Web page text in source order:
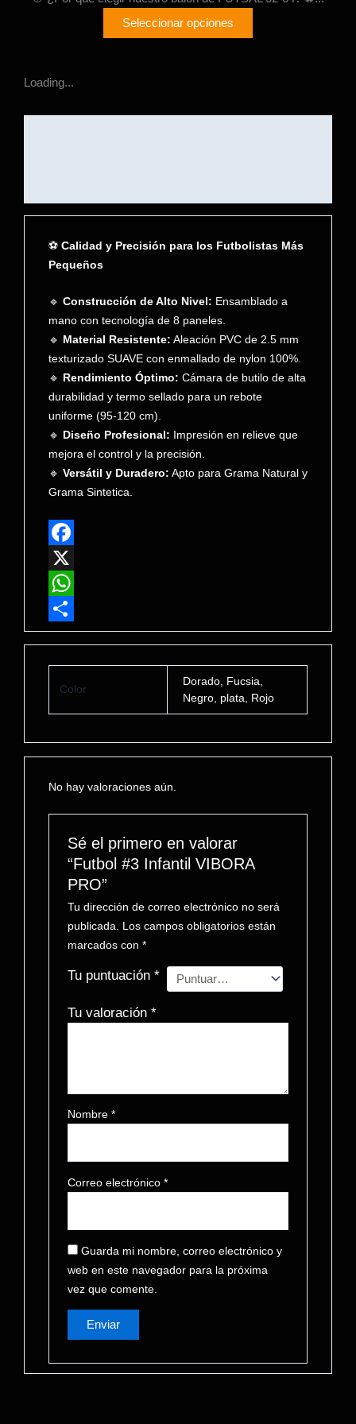
Seleccionar opciones
Loading...
⚽ Calidad y Precisión para los Futbolistas Más
Pequeños
🔹 Construcción de Alto Nivel: Ensamblado a
mano con tecnología de 8 paneles.
🔹 Material Resistente: Aleación PVC de 2.5 mm
texturizado SUAVE con enmallado de nylon 100%.
🔹 Rendimiento Óptimo: Cámara de butilo de alta
durabilidad y termo sellado para un rebote
uniforme (95-120 cm).
🔹 Diseño Profesional: Impresión en relieve que
mejora el control y la precisión.
🔹 Versátil y Duradero: Apto para Grama Natural y
Grama Sintetica.
F
a
c
e
X
W
h
p
p
C
r
t
i
Color
Dorado, Fucsia,
Negro, plata, Rojo
No hay valoraciones aún.
Sé el primero en valorar
“Futbol #3 Infantil VIBORA
PRO”
Tu dirección de correo electrónico no será
publicada.
Los campos obligatorios están
marcados con*
Tu puntuación*
Tu valoración*
Nombre*
Correo electrónico*
Guarda mi nombre, correo electrónico y
web en este navegador para la próxima
vez que comente.